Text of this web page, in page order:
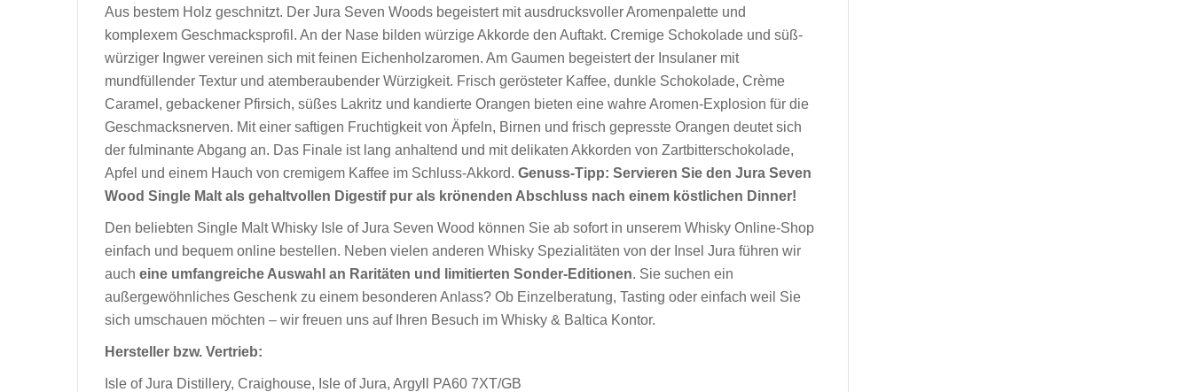
Aus bestem Holz geschnitzt. Der Jura Seven Woods begeistert mit ausdrucksvoller Aromenpalette und
komplexem Geschmacksprofil. An der Nase bilden würzige Akkorde den Auftakt. Cremige Schokolade und süß-
würziger Ingwer vereinen sich mit feinen Eichenholzaromen. Am Gaumen begeistert der Insulaner mit
mundfüllender Textur und atemberaubender Würzigkeit. Frisch gerösteter Kaffee, dunkle Schokolade, Crème
Caramel, gebackener Pfirsich, süßes Lakritz und kandierte Orangen bieten eine wahre Aromen-Explosion für die
Geschmacksnerven. Mit einer saftigen Fruchtigkeit von Äpfeln, Birnen und frisch gepresste Orangen deutet sich
der fulminante Abgang an. Das Finale ist lang anhaltend und mit delikaten Akkorden von Zartbitterschokolade,
Apfel und einem Hauch von cremigem Kaffee im Schluss-Akkord. Genuss-Tipp: Servieren Sie den Jura Seven
Wood Single Malt als gehaltvollen Digestif pur als krönenden Abschluss nach einem köstlichen Dinner!
Den beliebten Single Malt Whisky Isle of Jura Seven Wood können Sie ab sofort in unserem Whisky Online-Shop
einfach und bequem online bestellen. Neben vielen anderen Whisky Spezialitäten von der Insel Jura führen wir
auch eine umfangreiche Auswahl an Raritäten und limitierten Sonder-Editionen. Sie suchen ein
außergewöhnliches Geschenk zu einem besonderen Anlass? Ob Einzelberatung, Tasting oder einfach weil Sie
sich umschauen möchten – wir freuen uns auf Ihren Besuch im Whisky & Baltica Kontor.
Hersteller bzw. Vertrieb:
Isle of Jura Distillery, Craighouse, Isle of Jura, Argyll PA60 7XT/GB